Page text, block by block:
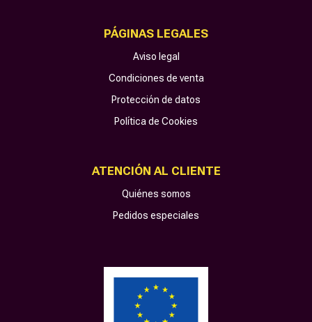
PÁGINAS LEGALES
Aviso legal
Condiciones de venta
Protección de datos
Política de Cookies
ATENCIÓN AL CLIENTE
Quiénes somos
Pedidos especiales